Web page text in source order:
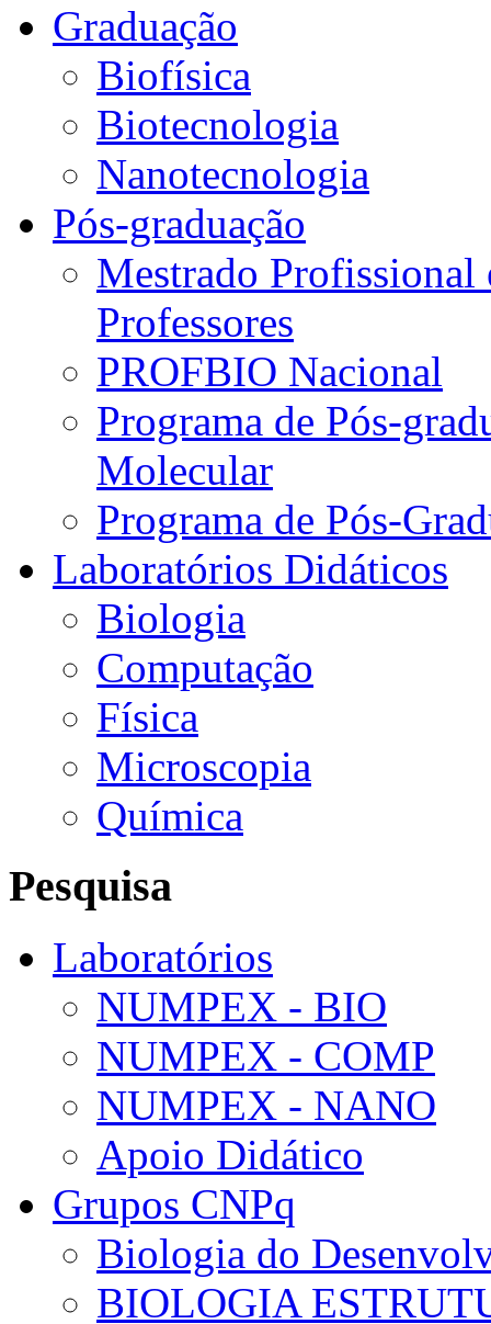
Graduação
Biofísica
Biotecnologia
Nanotecnologia
Pós-graduação
Mestrado Profissional
Professores
PROFBIO Nacional
Programa de Pós-
Molecular
Programa de Pós-
Laboratórios Didáticos
Biologia
Computação
Física
Microscopia
Química
Pesquisa
Laboratórios
NUMPEX - BIO
NUMPEX - COMP
NUMPEX - NANO
Apoio Didático
Grupos CNPq
Biologia do
BIOLOGIA